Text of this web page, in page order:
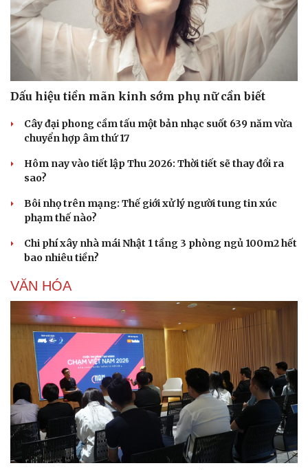
Doanh nghiệp
Thông tin doanh nghiệp
Doanh nghiệp 24h
Vì cộng đồng
Công nghệ
Sành điệu
Tin Công nghệ
Chuyển đổi số
Dấu hiệu tiền mãn kinh sớm phụ nữ cần biết
Cây đại phong cầm tấu một bản nhạc suốt 639 năm vừa
chuyển hợp âm thứ 17
Hôm nay vào tiết lập Thu 2026: Thời tiết sẽ thay đổi ra
sao?
Bôi nhọ trên mạng: Thế giới xử lý người tung tin xúc
phạm thế nào?
Chi phí xây nhà mái Nhật 1 tầng 3 phòng ngủ 100m2 hết
bao nhiêu tiền?
VĂN HÓA